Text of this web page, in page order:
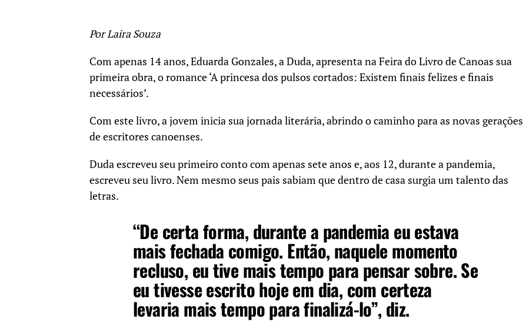
Por Laira Souza
Com apenas 14 anos, Eduarda Gonzales, a Duda, apresenta na Feira do Livro de Canoas sua
primeira obra, o romance ‘A princesa dos pulsos cortados: Existem finais felizes e finais
necessários’.
Com este livro, a jovem inicia sua jornada literária, abrindo o caminho para as novas gerações
de escritores canoenses.
Duda escreveu seu primeiro conto com apenas sete anos e, aos 12, durante a pandemia,
escreveu seu livro. Nem mesmo seus pais sabiam que dentro de casa surgia um talento das
letras.
“De certa forma, durante a pandemia eu estava
mais fechada comigo. Então, naquele momento
recluso, eu tive mais tempo para pensar sobre. Se
eu tivesse escrito hoje em dia, com certeza
levaria mais tempo para finalizá-lo”, diz.